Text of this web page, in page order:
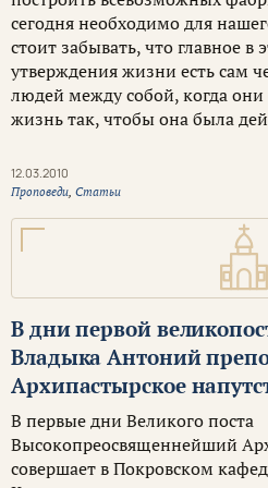
сегодня необходимо для
стоит забывать, что главное в
утверждения жизни есть сам
людей между собой, когда они
жизнь так, чтобы она была
12.03.2010
Проповеди, Статьи
В дни первой
Владыка Антоний
Архипастырское
В первые дни Великого поста
Высокопреосвященнейший
совершает в Покровском